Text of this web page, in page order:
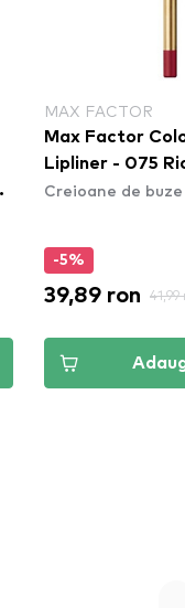
MAX FACTOR
Max Factor
Lipliner - 075
Creioane de buze
-5%
39,89 ron